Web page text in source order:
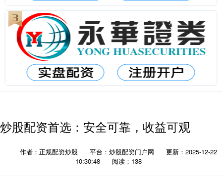
炒股配资首选：安全可靠，收益可观
作者：正规配资炒股 平台：炒股配资门户网
更新：2025-12-22
10:30:48
阅读：138